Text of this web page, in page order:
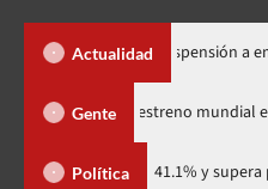
Actualidad
Santos dice suspensión a
Gente
Minus Zero» tendrá su
Política
con 41.1% y supera por más